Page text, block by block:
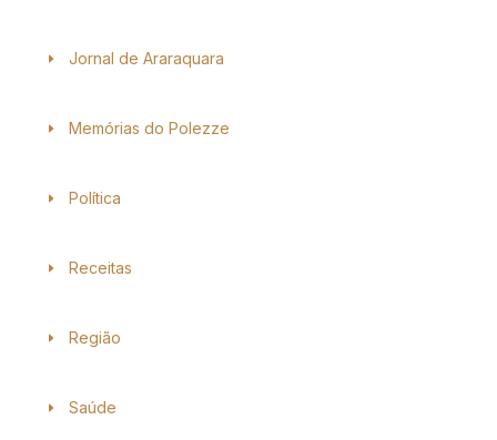
Jornal de Araraquara
Memórias do Polezze
Política
Receitas
Região
Saúde